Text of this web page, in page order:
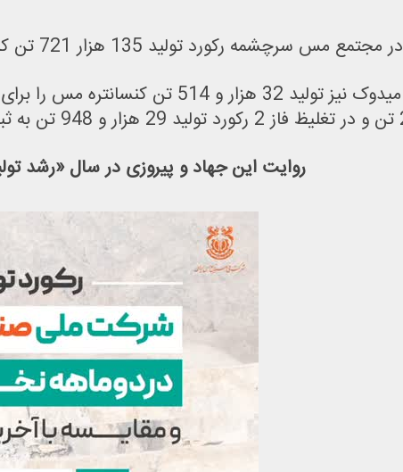
در مجتمع مس سرچشمه رکورد تولید 135 هزار 721 تن کنسانتره مس در این بازه زمانی با موفقیت به ثبت رسید.
روایت این جهاد و پیروزی در سال «رشد